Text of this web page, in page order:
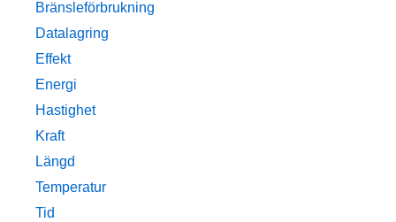
Bränsleförbrukning
Datalagring
Effekt
Energi
Hastighet
Kraft
Längd
Temperatur
Tid